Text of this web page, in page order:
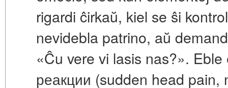
rigardi ĉirkaŭ, kiel se ŝi
nevidebla patrino, aŭ
«Ĉu vere vi lasis nas?».
реакции (sudden head pain,